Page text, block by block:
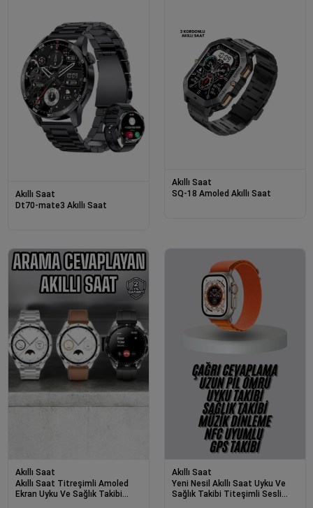
Akıllı Saat
Dt70-mate3 Akıllı Saat
Akıllı Saat
SQ-18 Amoled Akıllı Saat
Akıllı Saat
Akıllı Saat Titreşimli Amoled
Ekran Uyku Ve Sağlık Takibi
Akıllı Saat
Yeni Nesil Akıllı Saat Uyku Ve
Sağlık Takibi Titeşimli Sesli